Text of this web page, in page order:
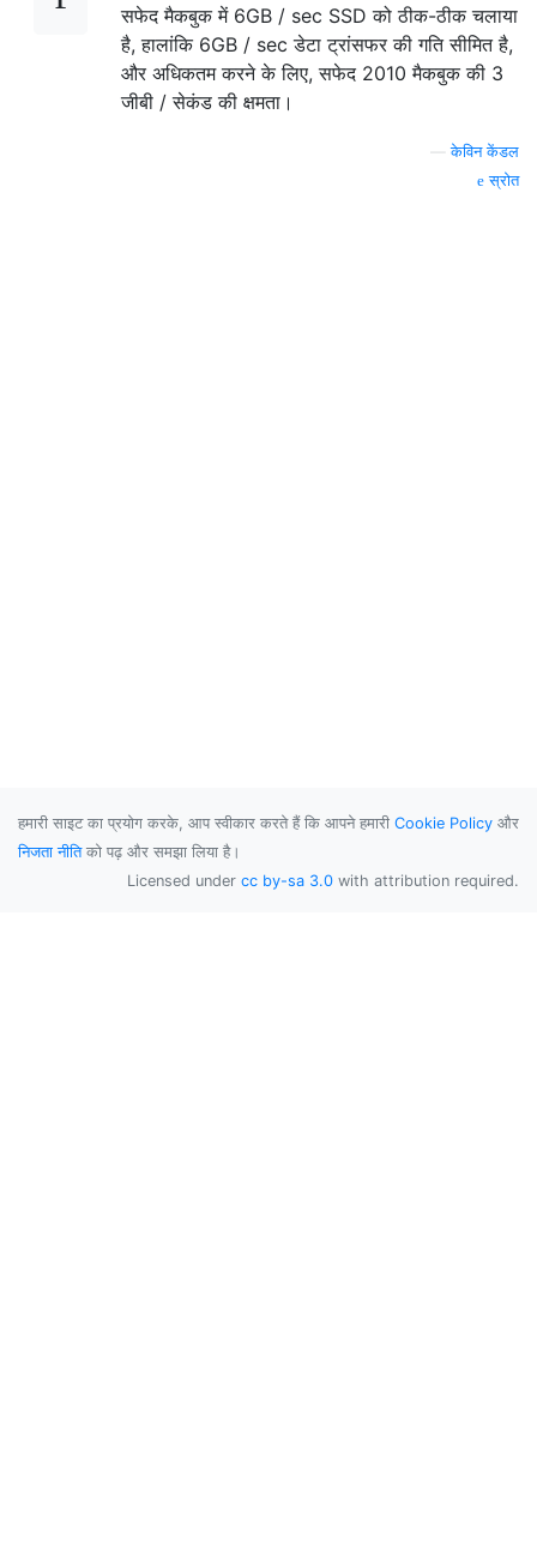
सफेद मैकबुक में 6GB / sec SSD को ठीक-ठीक चलाया
है, हालांकि 6GB / sec डेटा ट्रांसफर की गति सीमित है,
और अधिकतम करने के लिए, सफेद 2010 मैकबुक की 3
जीबी / सेकंड की क्षमता।
—केविन केंडल
स्रोत
हमारी साइट का प्रयोग करके, आप स्वीकार करते हैं कि आपने हमारी Cookie Policy और
निजता नीतिको पढ़ और समझा लिया है।
Licensed under cc by-sa 3.0 with attribution required.